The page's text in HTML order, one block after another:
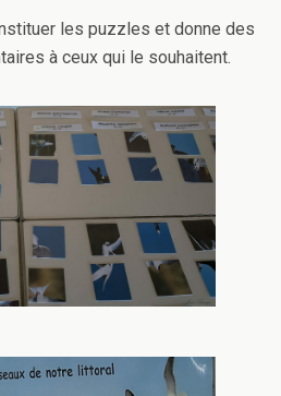
les puzzles et donne des
à ceux qui le souhaitent.